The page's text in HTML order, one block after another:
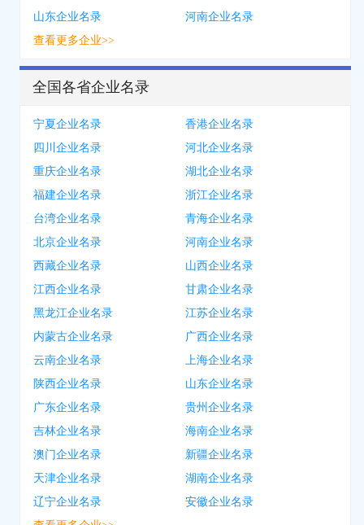
山东企业名录
河南企业名录
查看更多企业>>
全国各省企业名录
宁夏企业名录
香港企业名录
四川企业名录
河北企业名录
重庆企业名录
湖北企业名录
福建企业名录
浙江企业名录
台湾企业名录
青海企业名录
北京企业名录
河南企业名录
西藏企业名录
山西企业名录
江西企业名录
甘肃企业名录
黑龙江企业名录
江苏企业名录
内蒙古企业名录
广西企业名录
云南企业名录
上海企业名录
陕西企业名录
山东企业名录
广东企业名录
贵州企业名录
吉林企业名录
海南企业名录
澳门企业名录
新疆企业名录
天津企业名录
湖南企业名录
辽宁企业名录
安徽企业名录